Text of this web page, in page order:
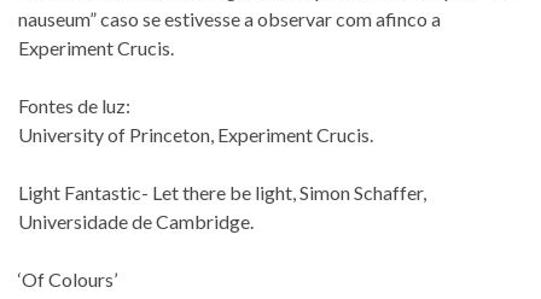
nauseum” caso se estivesse a observar com afinco a
Experiment Crucis.
Fontes de luz:
University of Princeton, Experiment Crucis.
Light Fantastic- Let there be light, Simon Schaffer,
Universidade de Cambridge.
‘Of Colours’